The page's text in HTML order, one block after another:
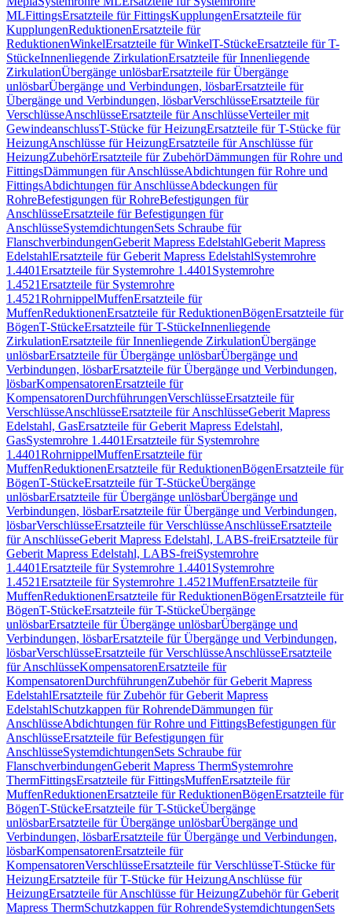
MLFittingsErsatzteile für FittingsKupplungenErsatzteile für
KupplungenReduktionenErsatzteile für
ReduktionenWinkelErsatzteile für WinkelT-StückeErsatzteile für T-
StückeInnenliegende ZirkulationErsatzteile für Innenliegende
ZirkulationÜbergänge unlösbarErsatzteile für Übergänge
unlösbarÜbergänge und Verbindungen, lösbarErsatzteile für
Übergänge und Verbindungen, lösbarVerschlüsseErsatzteile für
VerschlüsseAnschlüsseErsatzteile für AnschlüsseVerteiler mit
GewindeanschlussT-Stücke für HeizungErsatzteile für T-Stücke für
HeizungAnschlüsse für HeizungErsatzteile für Anschlüsse für
HeizungZubehörErsatzteile für ZubehörDämmungen für Rohre und
FittingsDämmungen für AnschlüsseAbdichtungen für Rohre und
FittingsAbdichtungen für AnschlüsseAbdeckungen für
RohreBefestigungen für RohreBefestigungen für
AnschlüsseErsatzteile für Befestigungen für
AnschlüsseSystemdichtungenSets Schraube für
FlanschverbindungenGeberit Mapress EdelstahlGeberit Mapress
EdelstahlErsatzteile für Geberit Mapress EdelstahlSystemrohre
1.4401Ersatzteile für Systemrohre 1.4401 Systemrohre
1.4521Ersatzteile für Systemrohre
1.4521RohrnippelMuffenErsatzteile für
MuffenReduktionenErsatzteile für ReduktionenBögenErsatzteile für
BögenT-StückeErsatzteile für T-StückeInnenliegende
ZirkulationErsatzteile für Innenliegende ZirkulationÜbergänge
unlösbarErsatzteile für Übergänge unlösbarÜbergänge und
Verbindungen, lösbarErsatzteile für Übergänge und Verbindungen,
lösbarKompensatorenErsatzteile für
KompensatorenDurchführungenVerschlüsseErsatzteile für
VerschlüsseAnschlüsseErsatzteile für AnschlüsseGeberit Mapress
Edelstahl, GasErsatzteile für Geberit Mapress Edelstahl,
GasSystemrohre 1.4401Ersatzteile für Systemrohre
1.4401RohrnippelMuffenErsatzteile für
MuffenReduktionenErsatzteile für ReduktionenBögenErsatzteile für
BögenT-StückeErsatzteile für T-StückeÜbergänge
unlösbarErsatzteile für Übergänge unlösbarÜbergänge und
Verbindungen, lösbarErsatzteile für Übergänge und Verbindungen,
lösbarVerschlüsseErsatzteile für VerschlüsseAnschlüsseErsatzteile
für AnschlüsseGeberit Mapress Edelstahl, LABS-freiErsatzteile für
Geberit Mapress Edelstahl, LABS-freiSystemrohre
1.4401Ersatzteile für Systemrohre 1.4401 Systemrohre
1.4521Ersatzteile für Systemrohre 1.4521MuffenErsatzteile für
MuffenReduktionenErsatzteile für ReduktionenBögenErsatzteile für
BögenT-StückeErsatzteile für T-StückeÜbergänge
unlösbarErsatzteile für Übergänge unlösbarÜbergänge und
Verbindungen, lösbarErsatzteile für Übergänge und Verbindungen,
lösbarVerschlüsseErsatzteile für VerschlüsseAnschlüsseErsatzteile
für AnschlüsseKompensatorenErsatzteile für
KompensatorenDurchführungenZubehör für Geberit Mapress
EdelstahlErsatzteile für Zubehör für Geberit Mapress
EdelstahlSchutzkappen für RohrendeDämmungen für
AnschlüsseAbdichtungen für Rohre und FittingsBefestigungen für
AnschlüsseErsatzteile für Befestigungen für
AnschlüsseSystemdichtungenSets Schraube für
FlanschverbindungenGeberit Mapress ThermSystemrohre
ThermFittingsErsatzteile für FittingsMuffenErsatzteile für
MuffenReduktionenErsatzteile für ReduktionenBögenErsatzteile für
BögenT-StückeErsatzteile für T-StückeÜbergänge
unlösbarErsatzteile für Übergänge unlösbarÜbergänge und
Verbindungen, lösbarErsatzteile für Übergänge und Verbindungen,
lösbarKompensatorenErsatzteile für
KompensatorenVerschlüsseErsatzteile für VerschlüsseT-Stücke für
HeizungErsatzteile für T-Stücke für HeizungAnschlüsse für
HeizungErsatzteile für Anschlüsse für HeizungZubehör für Geberit
Mapress ThermSchutzkappen für RohrendeSystemdichtungenSets